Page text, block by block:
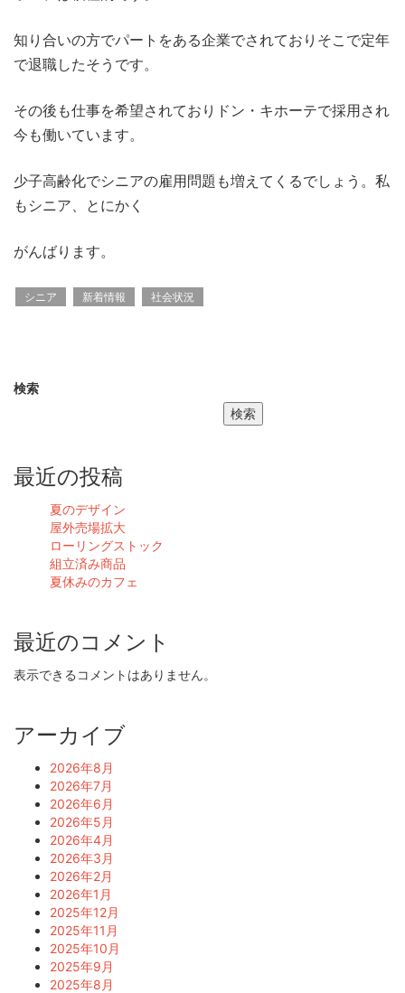
知り合いの方でパートをある企業でされておりそこで定年
で退職したそうです。
その後も仕事を希望されておりドン・キホーテで採用され
今も働いています。
少子高齢化でシニアの雇用問題も増えてくるでしょう。私
もシニア、とにかく
がんばります。
シニア 新着情報 社会状況
検索
検索
最近の投稿
夏のデザイン
屋外売場拡大
ローリングストック
組立済み商品
夏休みのカフェ
最近のコメント
表示できるコメントはありません。
アーカイブ
2026年8月
2026年7月
2026年6月
2026年5月
2026年4月
2026年3月
2026年2月
2026年1月
2025年12月
2025年11月
2025年10月
2025年9月
2025年8月